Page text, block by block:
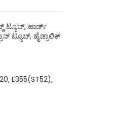
ಟ್ಯೂಬ್, ಹಾರ್ಡ್
ಟ್ಯೂಬ್, ಹೈಡ್ರಾಲಿಕ್
E355(ST52),